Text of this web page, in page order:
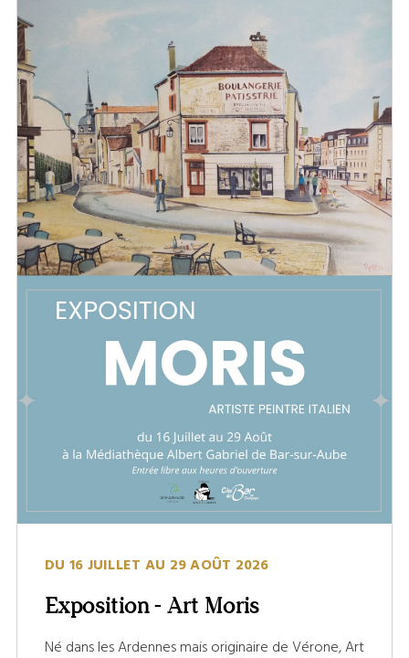
DU 16 JUILLET AU 29 AOÛT 2026
Exposition - Art Moris
Né dans les Ardennes mais originaire de Vérone, Art